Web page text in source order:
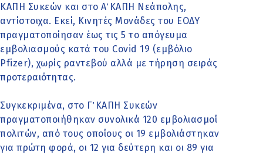
ΚΑΠΗ Συκεών και στο Α΄ ΚΑΠΗ Νεάπολης,
αντίστοιχα. Εκεί, Κινητές Μονάδες του ΕΟΔΥ
πραγματοποίησαν έως τις 5 το απόγευμα
εμβολιασμούς κατά του Covid 19 (εμβόλιο
Pfizer), χωρίς ραντεβού αλλά με τήρηση σειράς
προτεραιότητας.
Συγκεκριμένα, στο Γ΄ ΚΑΠΗ Συκεών
πραγματοποιήθηκαν συνολικά 120 εμβολιασμοί
πολιτών, από τους οποίους οι 19 εμβολιάστηκαν
για πρώτη φορά, οι 12 για δεύτερη και οι 89 για